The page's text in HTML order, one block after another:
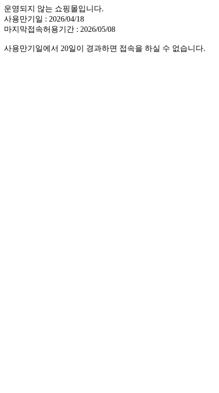
운영되지 않는 쇼핑몰입니다.
사용만기일 : 2026/04/18
마지막접속허용기간 : 2026/05/08
사용만기일에서 20일이 경과하면 접속을 하실 수 없습니다.